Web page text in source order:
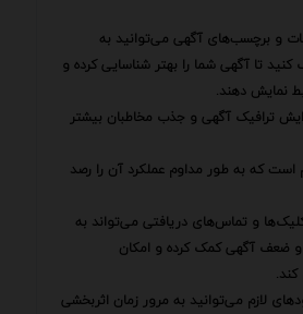
و برچسب‌های آگهی می‌توانید به
تا آگهی شما را بهتر شناسایی کرده و
نمایش دهند.
ترافیک آگهی و جذب مخاطبان بیشتر
است که به طور مداوم عملکرد آن را رصد
و تماس‌های دریافتی می‌تواند به
ضعف آگهی کمک کرده و امکان
لازم می‌توانید به مرور زمان اثربخشی